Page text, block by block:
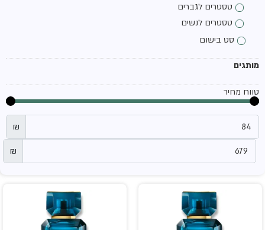
טסטרים לגברים
טסטרים לנשים
סט בישום
מותגים
טווח מחיר
₪
₪